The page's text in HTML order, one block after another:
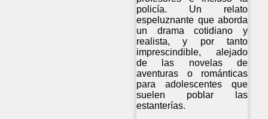
policía. Un relato
espeluznante que aborda
un drama cotidiano y
realista, y por tanto
imprescindible, alejado
de las novelas de
aventuras o románticas
para adolescentes que
suelen poblar las
estanterías.